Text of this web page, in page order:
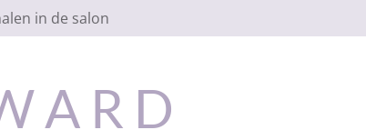
in de salon
A R D